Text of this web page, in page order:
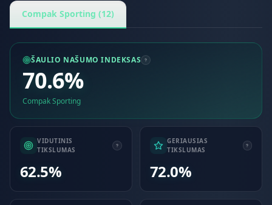
Compak Sporting (12)
ŠAULIO NAŠUMO INDEKSAS
70.6%
Compak Sporting
VIDUTINIS
TIKSLUMAS
62.5%
GERIAUSIAS
TIKSLUMAS
72.0%